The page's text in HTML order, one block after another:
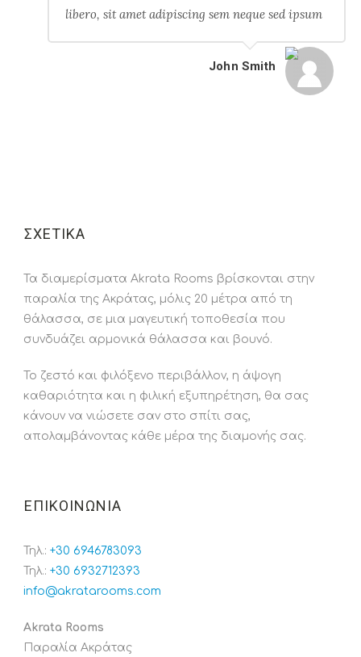
libero, sit amet adipiscing sem neque sed ipsum
John Smith
ΣΧΕΤΙΚΆ
Τα διαμερίσματα Akrata Rooms βρίσκονται στην
παραλία της Ακράτας, μόλις 20 μέτρα από τη
θάλασσα, σε μια μαγευτική τοποθεσία που
συνδυάζει αρμονικά θάλασσα και βουνό.
Το ζεστό και φιλόξενο περιβάλλον, η άψογη
καθαριότητα και η φιλική εξυπηρέτηση, θα σας
κάνουν να νιώσετε σαν στο σπίτι σας,
απολαμβάνοντας κάθε μέρα της διαμονής σας.
ΕΠΙΚΟΙΝΩΝΙΑ
Τηλ.: +30 6946783093
Τηλ.: +30 6932712393
info@akratarooms.com
Akrata Rooms
Παραλία Ακράτας